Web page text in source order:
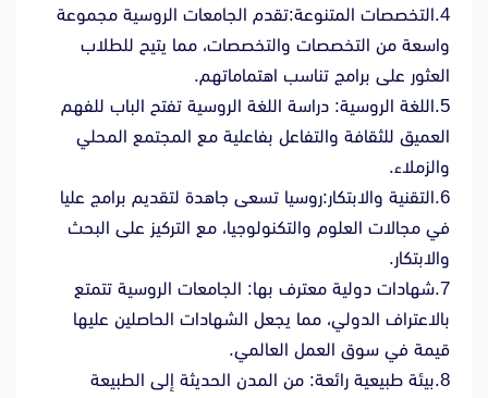
4.التخصصات المتنوعة:تقدم الجامعات الروسية مجموعة
واسعة من التخصصات والتخصصات، مما يتيح للطلاب
العثور على برامج تناسب اهتماماتهم.
5.اللغة الروسية: دراسة اللغة الروسية تفتح الباب للفهم
العميق للثقافة والتفاعل بفاعلية مع المجتمع المحلي
والزملاء.
6.التقنية والابتكار:روسيا تسعى جاهدة لتقديم برامج عليا
في مجالات العلوم والتكنولوجيا، مع التركيز على البحث
والابتكار.
7.شهادات دولية معترف بها: الجامعات الروسية تتمتع
بالاعتراف الدولي، مما يجعل الشهادات الحاصلين عليها
قيمة في سوق العمل العالمي.
8.بيئة طبيعية رائعة: من المدن الحديثة إلى الطبيعة